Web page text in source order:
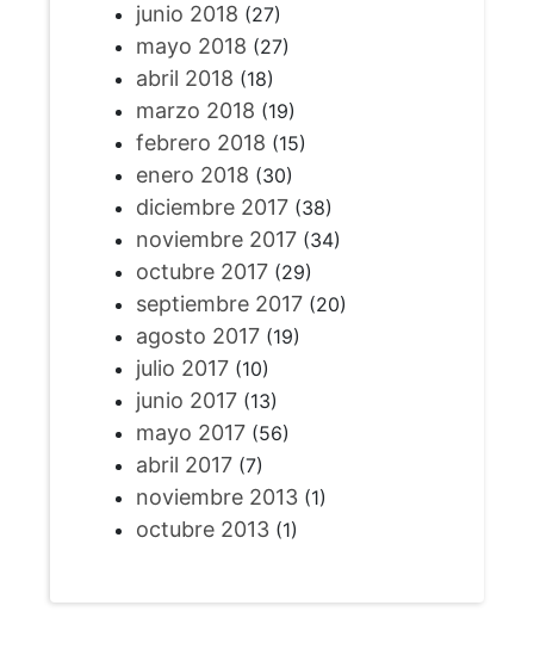
junio 2018 (27)
mayo 2018 (27)
abril 2018 (18)
marzo 2018 (19)
febrero 2018 (15)
enero 2018 (30)
diciembre 2017(38)
noviembre 2017(34)
octubre 2017(29)
septiembre 2017(20)
agosto 2017(19)
julio 2017(10)
junio 2017(13)
mayo 2017(56)
abril 2017(7)
noviembre 2013(1)
octubre 2013(1)